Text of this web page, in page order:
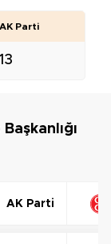
AK Parti
13
AK Parti